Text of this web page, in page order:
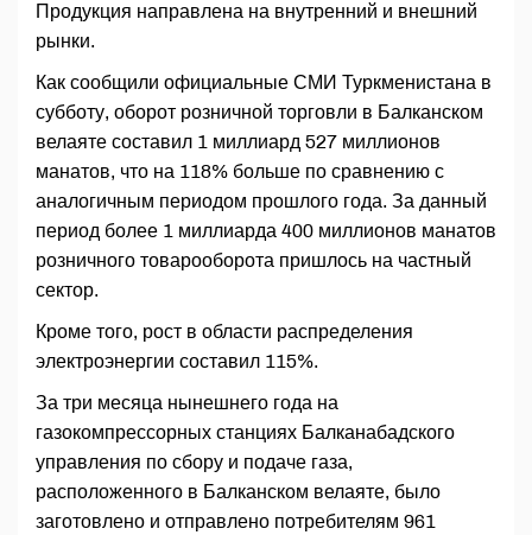
Продукция направлена ​​на внутренний и внешний
рынки.
Как сообщили официальные СМИ Туркменистана в
субботу, оборот розничной торговли в Балканском
велаяте составил 1 миллиард 527 миллионов
манатов, что на 118% больше по сравнению с
аналогичным периодом прошлого года. За данный
период более 1 миллиарда 400 миллионов манатов
розничного товарооборота пришлось на частный
сектор.
Кроме того, рост в области распределения
электроэнергии составил 115%.
За три месяца нынешнего года на
газокомпрессорных станциях Балканабадского
управления по сбору и подаче газа,
расположенного в Балканском велаяте, было
заготовлено и отправлено потребителям 961